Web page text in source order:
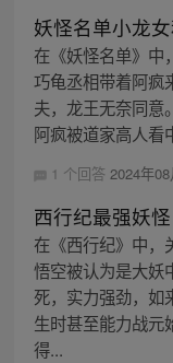
妖怪名单小龙
在《妖怪名单》中
巧龟丞相带着阿疯
夫，龙王无奈同意
阿疯被道家高人看
1 个回答 2024年
西行纪最强妖怪
在《西行纪》中，
悟空被认为是大妖
死，实力强劲，如
生时甚至能力战元
得...